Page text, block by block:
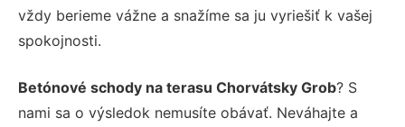
vždy berieme vážne a snažíme sa ju vyriešiť k vašej
spokojnosti.
Betónové schody na terasu Chorvátsky Grob? S
nami sa o výsledok nemusíte obávať. Neváhajte a